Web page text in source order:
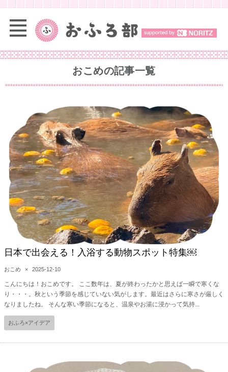
おこめの記事一覧
日本で出会える！入浴する動物スポット特集￼
おこめ × 2025-12-10
こんにちは！おこめです。 ここ数年は、夏が終わったかと思えば一瞬で寒くな
り・・・。秋という季節を感じていない気がします。最近はさらに寒さが厳しく
なりましたね。 そんな寒い季節になると、温泉やお湯に浸かって気持...
おふろ×アイデア